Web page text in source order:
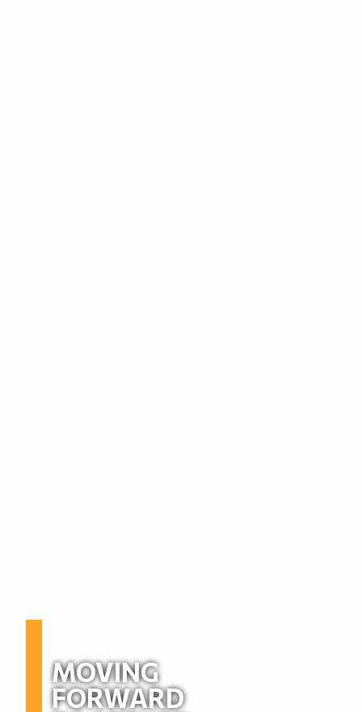
MOVING
FORWARD